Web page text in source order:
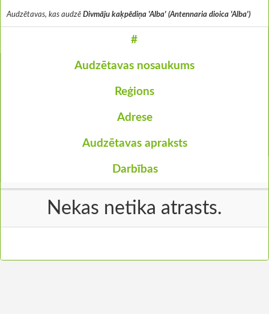
Audzētavas, kas audzē Divmāju kaķpēdiņa 'Alba' (Antennaria dioica 'Alba')
#
Audzētavas nosaukums
Reģions
Adrese
Audzētavas apraksts
Darbības
Nekas netika atrasts.